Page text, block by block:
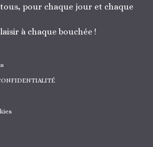
tous, pour chaque jour et chaque
à chaque bouchée !